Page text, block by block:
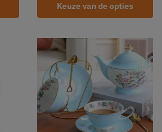
Keuze van de opties